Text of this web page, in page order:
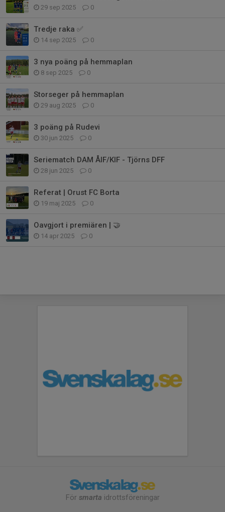
29 sep 2025 0
Tredje raka ✅️
14 sep 2025 0
3 nya poäng på hemmaplan
8 sep 2025 0
Storseger på hemmaplan
29 aug 2025 0
3 poäng på Rudevi
30 jun 2025 0
Seriematch DAM ÅIF/KIF - Tjörns DFF
28 jun 2025 0
Referat | Orust FC Borta
19 maj 2025 0
Oavgjort i premiären | 🤝
14 apr 2025 0
För smarta idrottsföreningar